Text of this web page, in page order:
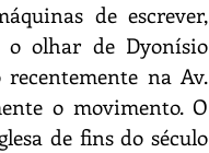
de escrever,
o olhar de Dyonísio
na Av.
o movimento. O
de fins do século